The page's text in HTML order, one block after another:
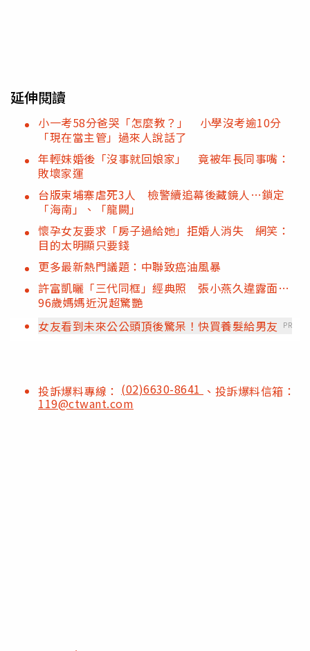
延伸閱讀
小一考58分爸哭「怎麼教？」 小學沒考逾10分
「現在當主管」過來人說話了
年輕妹婚後「沒事就回娘家」 竟被年長同事嘴：
敗壞家運
台版柬埔寨虐死3人 檢警續追幕後藏鏡人…鎖定
「海南」、「龍闕」
懷孕女友要求「房子過給她」拒婚人消失 網笑：
目的太明顯只要錢
更多最新熱門議題：中聯致癌油風暴
許富凱曬「三代同框」經典照 張小燕久違露面…
96歲媽媽近況超驚艷
女友看到未來公公頭頂後驚呆！快買養髮給男友
PR
投訴爆料專線： (02)6630-8641 、投訴爆料信箱：
119@ctwant.com